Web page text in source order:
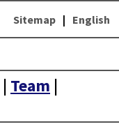
Sitemap | English
| Team |